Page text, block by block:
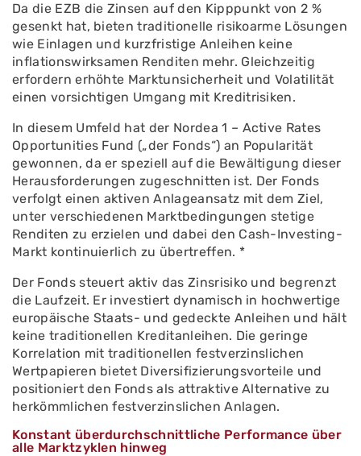
Da die EZB die Zinsen auf den Kipppunkt von 2 %
gesenkt hat, bieten traditionelle risikoarme Lösungen
wie Einlagen und kurzfristige Anleihen keine
inflationswirksamen Renditen mehr. Gleichzeitig
erfordern erhöhte Marktunsicherheit und Volatilität
einen vorsichtigen Umgang mit Kreditrisiken.
In diesem Umfeld hat der Nordea 1 – Active Rates
Opportunities Fund („der Fonds“) an Popularität
gewonnen, da er speziell auf die Bewältigung dieser
Herausforderungen zugeschnitten ist. Der Fonds
verfolgt einen aktiven Anlageansatz mit dem Ziel,
unter verschiedenen Marktbedingungen stetige
Renditen zu erzielen und dabei den Cash-Investing-
Markt kontinuierlich zu übertreffen. *
Der Fonds steuert aktiv das Zinsrisiko und begrenzt
die Laufzeit. Er investiert dynamisch in hochwertige
europäische Staats- und gedeckte Anleihen und hält
keine traditionellen Kreditanleihen. Die geringe
Korrelation mit traditionellen festverzinslichen
Wertpapieren bietet Diversifizierungsvorteile und
positioniert den Fonds als attraktive Alternative zu
herkömmlichen festverzinslichen Anlagen.
Konstant überdurchschnittliche Performance über
alle Marktzyklen hinweg